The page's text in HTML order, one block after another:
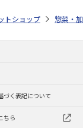
ゆうゆうギフト
トショップ 惣菜・
づく表記について
ちら